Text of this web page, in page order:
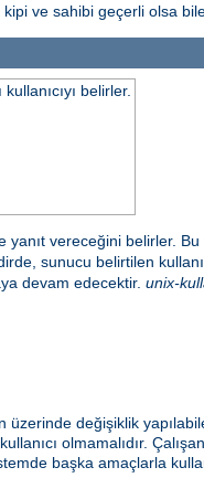
ve sahibi geçerli olsa
belirler.
yanıt vereceğini belirler.
sunucu belirtilen
devam edecektir. unix-
üzerinde değişiklik
olmamalıdır.
başka amaçlarla